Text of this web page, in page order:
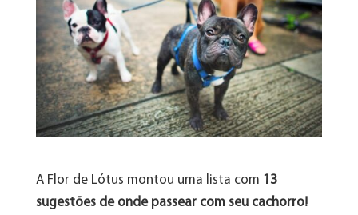
A Flor de Lótus montou uma lista com 13
sugestões de onde passear com seu cachorro!